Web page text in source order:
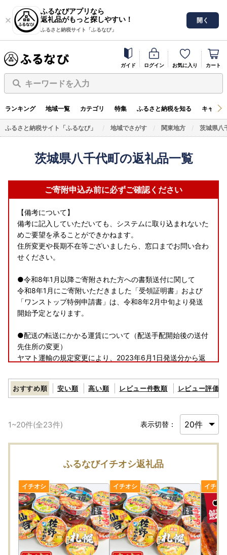
ふるなびアプリなら
返礼品がもっと探しやすい！
ふるさと納税サイト「ふるなび」
開く
ガイド ログイン お気に入り カート
キーワードを入力
ランキング 地域一覧 カテゴリ 特集 ふるさと納税を知る キャン
ふるさと納税サイト「ふるなび」 地域でさがす 関東地方 茨城県八
茨城県八千代町の返礼品一覧
ご寄附申込み前に必ずご確認ください
【備考について】
備考に記入していただいても、システムに取り込まれないた
めご要望を承ることができかねます。
住所変更や長期不在等ございましたら、窓口までお問い合わ
せください。
●令和8年1月以降ご寄附された方への書類送付に関して
令和8年1月にご寄附いただきました「受領証明書」および
「ワンストップ特例申請書」は、令和8年2月中旬より発送
開始予定となります。
●配送の転送にかかる運賃について（配送手配開始後の送付
先住所の変更）
ヤマト運輸の規定変更により、2023年6月1日発送分から返
送）する場合にかかる運賃は
ご贈答用の場合でも受取人様でのご負担となります。お申し
詳細は、下記URLヤマト運輸株式会社の運賃収受の開始につ
https://www.yamato-hd.co.jp/important/info_230417_2.ht
配送手配開始後にご連絡をいただいた場合、窓口での住所変
更はいたしかねますので、お早めにご連絡下さい。
●お受け取り後は、すぐに状態をご確認ください。
万全を期して返礼品をお届けしていますが、万が一、不備等
があった場合は返礼品受け取り時に、写真（画像）を添付の
うえ電子メールにてご連絡ください。
日数が経ったものに関しましては対応いたしかねますので、
おすすめ順 安い順 高い順 レビュー件数順 レビュー評価順
1~20件(全23件) 表示切替：
ふるなびイチオシ返礼品